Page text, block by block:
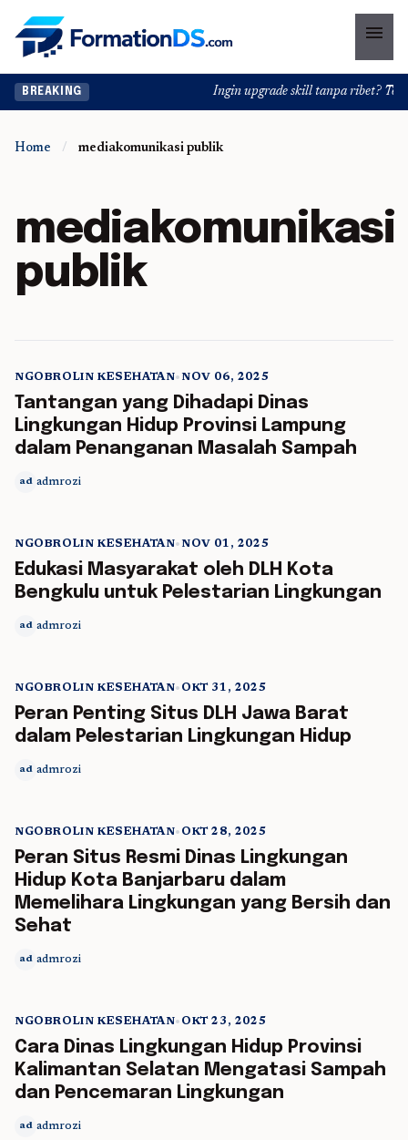
menu
BREAKING Ingin upgrade skill tanpa ribet?
Home / mediakomunikasi publik
mediakomunikasi
publik
NGOBROLIN KESEHATAN•NOV 06, 2025
Tantangan yang Dihadapi Dinas
Lingkungan Hidup Provinsi Lampung
dalam Penanganan Masalah Sampah
ad admrozi
5 min read
NGOBROLIN KESEHATAN•NOV 01, 2025
Edukasi Masyarakat oleh DLH Kota
Bengkulu untuk Pelestarian Lingkungan
ad admrozi
5 min read
NGOBROLIN KESEHATAN• OKT 31, 2025
Peran Penting Situs DLH Jawa Barat
dalam Pelestarian Lingkungan Hidup
ad admrozi
NGOBROLIN KESEHATAN• OKT 28, 2025
Peran Situs Resmi Dinas Lingkungan
Hidup Kota Banjarbaru dalam
Memelihara Lingkungan yang Bersih dan
Sehat
ad admrozi
5 min read
NGOBROLIN KESEHATAN• OKT 23, 2025
Cara Dinas Lingkungan Hidup Provinsi
Kalimantan Selatan Mengatasi Sampah
dan Pencemaran Lingkungan
ad admrozi